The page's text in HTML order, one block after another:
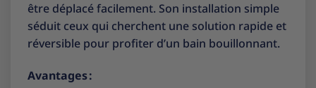
être déplacé facilement. Son installation simple
séduit ceux qui cherchent une solution rapide et
réversible pour profiter d’un bain bouillonnant.
Avantages :